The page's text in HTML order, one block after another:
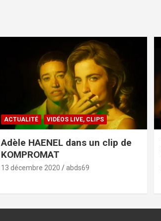
ACTUALITÉ VIDÉOS LIVE, CLIPS
Adèle HAENEL dans un clip de
KOMPROMAT
13 décembre 2020 abds69